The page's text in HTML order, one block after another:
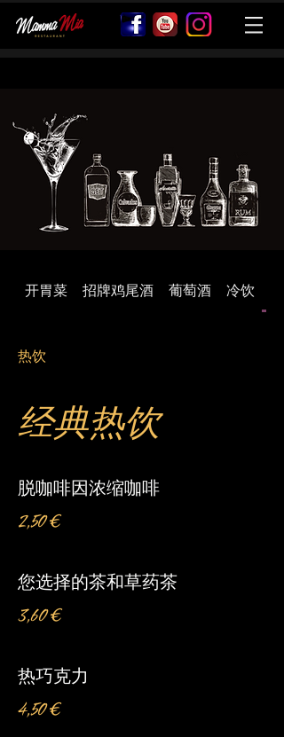
开胃菜 招牌鸡尾酒 葡萄酒 冷饮
热饮
经典热饮
脱咖啡因浓缩咖啡
2,50 €
您选择的茶和草药茶
3,60 €
热巧克力
4,50 €